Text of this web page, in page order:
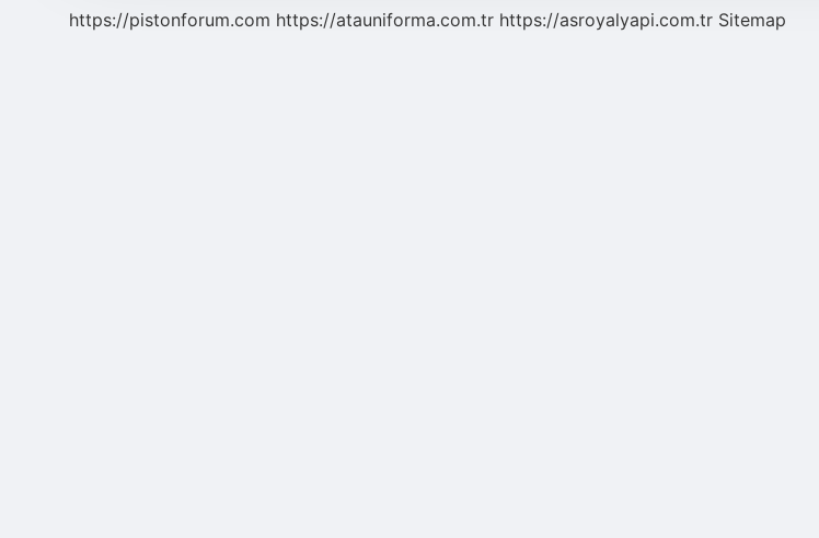
https://pistonforum.com https://atauniforma.com.tr https://asroyalyapi.com.tr Sitemap